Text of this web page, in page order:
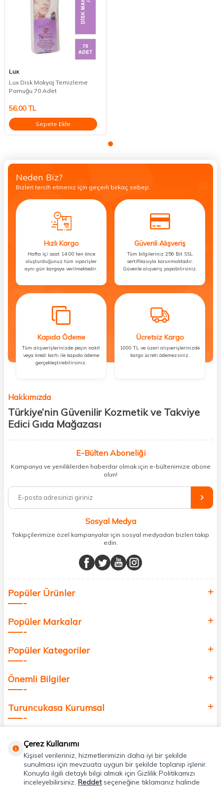
Lux
Lux Disk Makyaj Temizleme
Pamuğu 70 Adet
56,00TL
Sepete Ekle
Neden Biz?
Bizleri tercih etmeniz için geçerli birkaç sebep.
Hızlı Kargo
Hafta içi saat 14:00’ten önce
oluşturduğunuz tüm siparişler
aynı gün kargoya verilmektedir.
Güvenli Alışveriş
Tüm bilgileriniz 256 Bit SSL
sertifikasıyla korunmaktadır.
Güvenle alışveriş yapabilirsiniz.
Kapıda Ödeme
Tüm alışverişlerinizde peşin nakit
veya kredi kartı ile kapıda ödeme
gerçekleştirebilirsiniz.
Ücretsiz Kargo
1000 TL ve üzeri alışverişlerinizde
kargo ücreti ödemezsiniz.
Hakkımızda
Türkiye’nin Güvenilir Kozmetik ve Takviye
Edici Gıda Mağazası
kişisel bakım hem de takviye edici gıda ürünlerini sizlerle
buluşturuyoruz. Artık mağaza mağaza dolaşmanıza gerek yok;
ihtiyacınız olan her şeyi tek bir çatı altında topluyor ve kapınıza kadar
%100 orijinal kozmetik ve sağlık ürünleriyle güzelliğinizi tamamlayabilir,
vücudunuzu desteklemek için güvenilir takviye edici gıdalara
minerallere kadar binlerce ürünü uygun fiyat ve hızlı kargo avantajıyla
sunuyoruz.
buluşturuyor ve online alışveriş deneyiminizi en iyi hale getiriyoruz.
Sağlık, güzellik ve iyi yaşam için aradığınız her şey burada!
değer katmak için bize katılın!
E-Bülten Aboneliği
Kampanya ve yeniliklerden haberdar olmak için e-bültenimize abone
olun!
Sosyal Medya
Takipçilerimize özel kampanyalar için sosyal medyadan bizleri takip
edin.
Popüler Ürünler
Popüler Markalar
Popüler Kategoriler
Önemli Bilgiler
Turuncukasa Kurumsal
Uygulamalarımız
Çerez Kullanımı
Kişisel verileriniz, hizmetlerimizin daha iyi bir şekilde
sunulması için mevzuata uygun bir şekilde toplanıp işlenir.
Konuyla ilgili detaylı bilgi almak için Gizlilik Politikamızı
inceleyebilirsiniz. Reddetseçeneğine tıklamanız halinde